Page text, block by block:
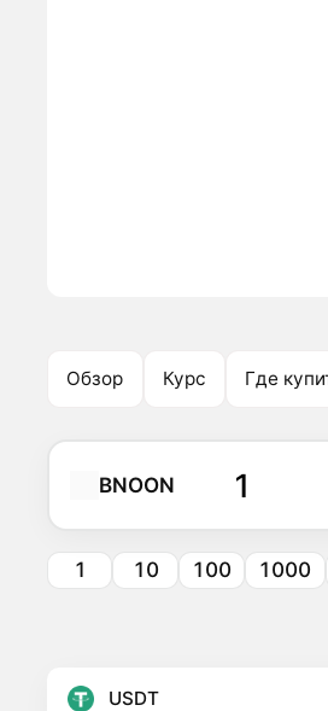
Обзор Курс Где
BNOON
1 10 100 1000
USDT